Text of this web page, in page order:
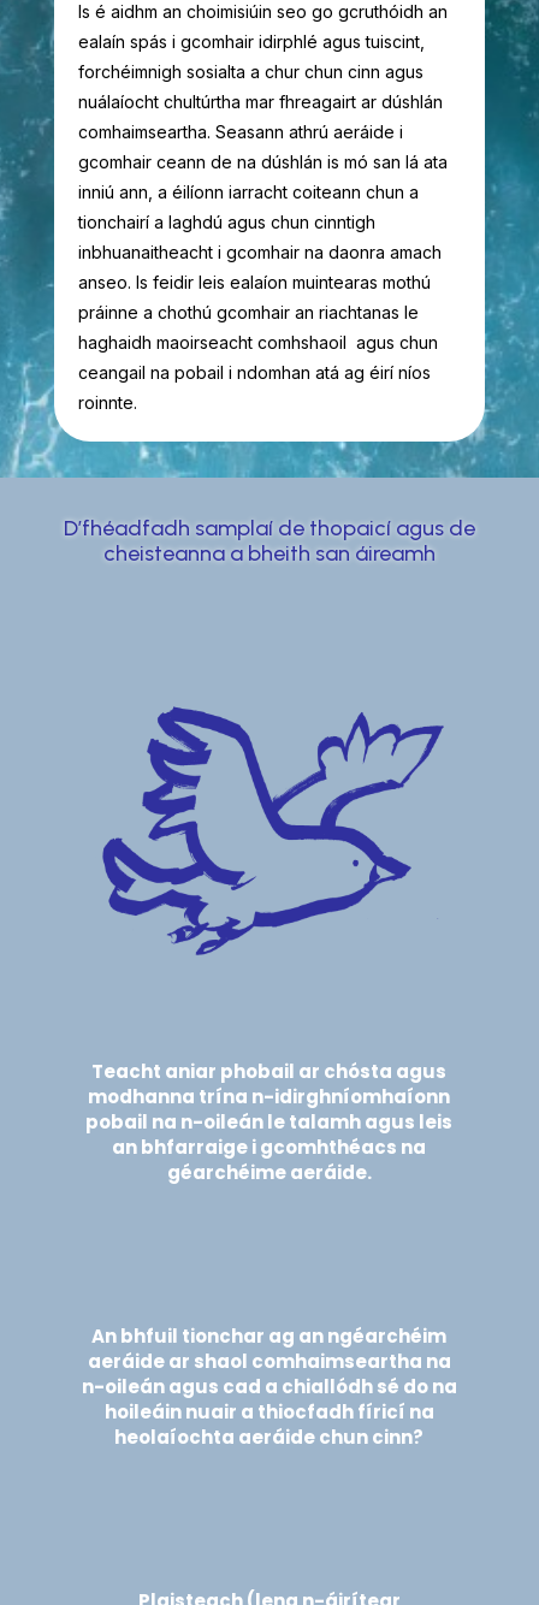
Is é aidhm an choimisiúin seo go gcruthóidh an
ealaín spás i gcomhair idirphlé agus tuiscint,
forchéimnigh sosialta a chur chun cinn agus
nuálaíocht chultúrtha mar fhreagairt ar dúshlán
comhaimseartha. Seasann athrú aeráide i
gcomhair ceann de na dúshlán is mó san lá ata
inniú ann, a éilíonn iarracht coiteann chun a
tionchairí a laghdú agus chun cinntigh
inbhuanaitheacht i gcomhair na daonra amach
anseo. Is feidir leis ealaíon muintearas mothú
práinne a chothú gcomhair an riachtanas le
haghaidh maoirseacht comhshaoil agus chun
ceangail na pobail i ndomhan atá ag éirí níos
roinnte.
D’fhéadfadh samplaí de thopaicí agus de
cheisteanna a bheith san áireamh
Teacht aniar phobail ar chósta agus
modhanna trína n-idirghníomhaíonn
pobail na n-oileán le talamh agus leis
an bhfarraige i gcomhthéacs na
géarchéime aeráide.
An bhfuil tionchar ag an ngéarchéim
aeráide ar shaol comhaimseartha na
n-oileán agus cad a chiallódh sé do na
hoileáin nuair a thiocfadh fíricí na
heolaíochta aeráide chun cinn?